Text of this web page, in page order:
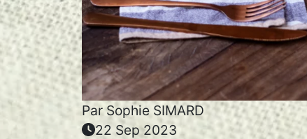
ParSophie SIMARD
22 Sep 2023